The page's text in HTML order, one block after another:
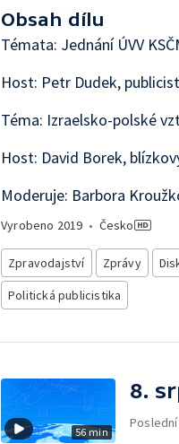
Obsah dílu
Témata: Jednání ÚVV
Host: Petr Dudek,
Téma: Izraelsko-polské
Host: David Borek,
Moderuje: Barbora
Vyrobeno 2019 • Česko
Zpravodajství Zprávy
Politická publicistika
56 min
8.